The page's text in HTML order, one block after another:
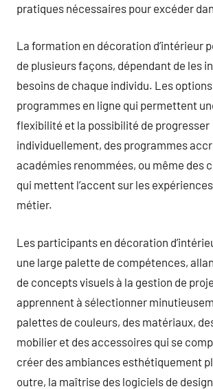
pratiques nécessaires pour excéder
La formation en décoration d’intérieur
de plusieurs façons, dépendant de les
besoins de chaque individu. Les
programmes en ligne qui permettent
flexibilité et la possibilité de progresser
individuellement, des programmes
académies renommées, ou même des
qui mettent l’accent sur les
métier.
Les participants en décoration
une large palette de compétences,
de concepts visuels à la gestion de
apprennent à sélectionner
palettes de couleurs, des matériaux,
mobilier et des accessoires qui se
créer des ambiances esthétiquement
outre, la maîtrise des logiciels de